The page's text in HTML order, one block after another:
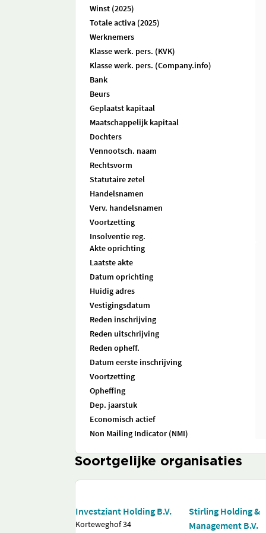
Winst (2025)
Totale activa (2025)
Werknemers
Klasse werk. pers. (KVK)
Klasse werk. pers. (Company.info)
Bank
Beurs
Geplaatst kapitaal
Maatschappelijk kapitaal
Dochters
Vennootsch. naam
Rechtsvorm
Statutaire zetel
Handelsnamen
Verv. handelsnamen
Voortzetting
Insolventie reg.
Akte oprichting
Laatste akte
Datum oprichting
Huidig adres
Vestigingsdatum
Reden inschrijving
Reden uitschrijving
Reden opheff.
Datum eerste inschrijving
Voortzetting
Opheffing
Dep. jaarstuk
Economisch actief
Non Mailing Indicator (NMI)
Soortgelijke organisaties
Investziant Holding B.V.
Korteweghof 34
Stirling Holding &
Management B.V.